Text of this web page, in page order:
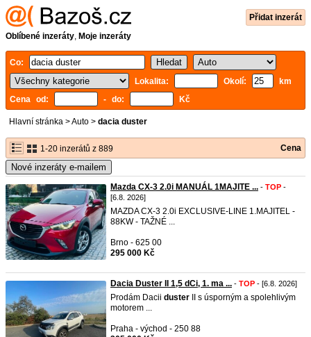
Přidat inzerát
Oblíbené inzeráty, Moje inzeráty
Co:
Lokalita:
Okolí:
km
Cena od:
- do: Kč
Hlavní stránka >Auto > dacia duster
1-20 inzerátů z 889 Cena
Nové inzeráty e-mailem
Mazda CX-3 2.0i MANUÁL 1MAJITE ... - TOP -
[6.8. 2026]
MAZDA CX-3 2.0i EXCLUSIVE-LINE 1.MAJITEL -
88KW - TAŽNÉ ...
Brno - 625 00
295 000 Kč
Dacia Duster II 1,5 dCi, 1. ma ... - TOP - [6.8. 2026]
Prodám Dacii duster II s úsporným a spolehlivým
motorem ...
Praha - východ - 250 88